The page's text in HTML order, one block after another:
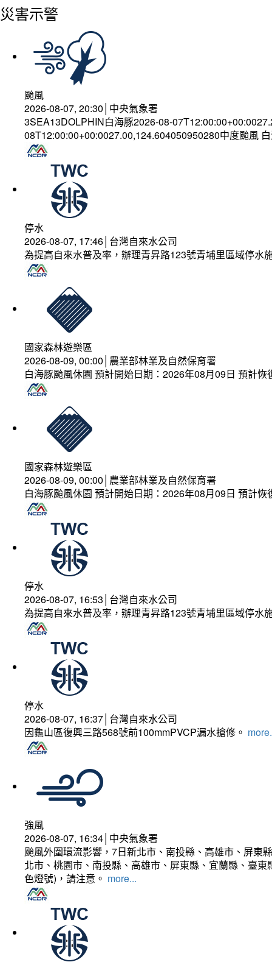
災害示警
颱風
2026-08-07, 20:30│中央氣象署
3SEA13DOLPHIN白海豚2026-08-
08T12:00:00+00:0027.00,124.604050950280中度颱風
停水
2026-08-07, 17:46│台灣自來水公司
為提高自來水普及率，辦理青昇路123號青埔里區域停水
國家森林遊樂區
2026-08-09, 00:00│農業部林業及自然保育署
白海豚颱風休園 預計開始日期：2026年08月09日 預計
國家森林遊樂區
2026-08-09, 00:00│農業部林業及自然保育署
白海豚颱風休園 預計開始日期：2026年08月09日 預計
停水
2026-08-07, 16:53│台灣自來水公司
為提高自來水普及率，辦理青昇路123號青埔里區域停水
停水
2026-08-07, 16:37│台灣自來水公司
因龜山區復興三路568號前100mmPVCP漏水搶修。
強風
2026-08-07, 16:34│中央氣象署
颱風外圍環流影響，7日新北市、南投縣、高雄市、屏東
北市、桃園市、南投縣、高雄市、屏東縣、宜蘭縣、臺
色燈號)，請注意。 more...